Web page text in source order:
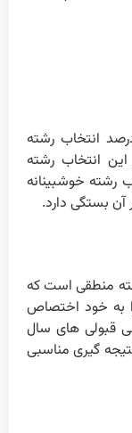
رشته خوشبینانه حدود ۲۰ تا ۳۰ درصد انتخاب رشته
انتخاب رشته
رشته خوشبینانه
بستگی دارد.
منطقی است که
را به خود اختصاص
قبولی های سال
گیری مناسبی